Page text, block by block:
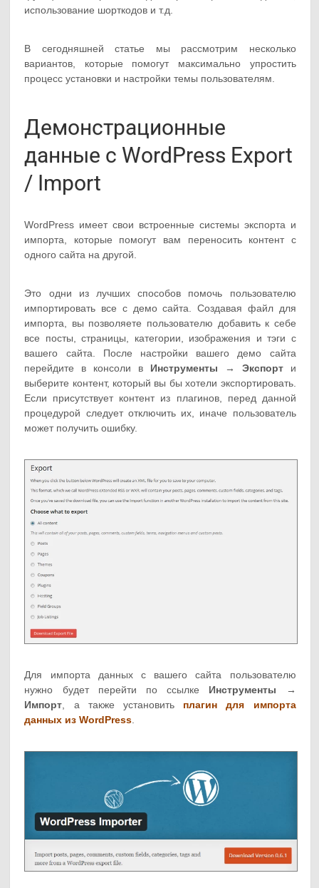
использование шорткодов и т.д.
В сегодняшней статье мы рассмотрим несколько
вариантов, которые помогут максимально упростить
процесс установки и настройки темы пользователям.
Демонстрационные
данные с WordPress Export
/ Import
WordPress имеет свои встроенные системы экспорта и
импорта, которые помогут вам переносить контент с
одного сайта на другой.
Это одни из лучших способов помочь пользователю
импортировать все с демо сайта. Создавая файл для
импорта, вы позволяете пользователю добавить к себе
все посты, страницы, категории, изображения и тэги с
вашего сайта. После настройки вашего демо сайта
перейдите в консоли в Инструменты → Экспорти
выберите контент, который вы бы хотели экспортировать.
Если присутствует контент из плагинов, перед данной
процедурой следует отключить их, иначе пользователь
может получить ошибку.
Для импорта данных с вашего сайта пользователю
нужно будет перейти по ссылке Инструменты →
Импорт, а также установить плагин для импорта
данных из WordPress.